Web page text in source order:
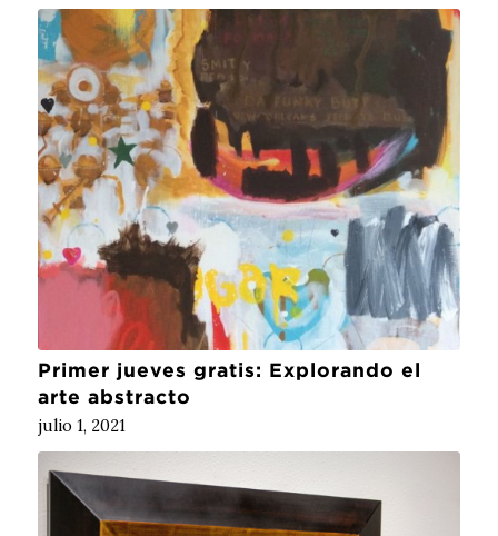
Primer jueves gratis: Explorando el
arte abstracto
julio 1, 2021